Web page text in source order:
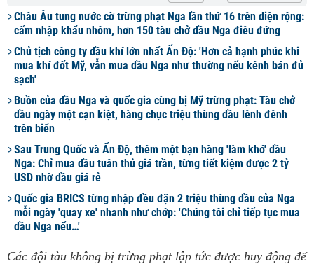
Châu Âu tung nước cờ trừng phạt Nga lần thứ 16 trên diện rộng:
cấm nhập khẩu nhôm, hơn 150 tàu chở dầu Nga điêu đứng
Chủ tịch công ty dầu khí lớn nhất Ấn Độ: 'Hơn cả hạnh phúc khi
mua khí đốt Mỹ, vẫn mua dầu Nga như thường nếu kênh bán đủ
sạch'
Buồn của dầu Nga và quốc gia cùng bị Mỹ trừng phạt: Tàu chở
dầu ngày một cạn kiệt, hàng chục triệu thùng dầu lênh đênh
trên biển
Sau Trung Quốc và Ấn Độ, thêm một bạn hàng 'làm khó' dầu
Nga: Chỉ mua dầu tuân thủ giá trần, từng tiết kiệm được 2 tỷ
USD nhờ dầu giá rẻ
Quốc gia BRICS từng nhập đều đặn 2 triệu thùng dầu của Nga
mỗi ngày 'quay xe' nhanh như chớp: 'Chúng tôi chỉ tiếp tục mua
dầu Nga nếu…'
Các đội tàu không bị trừng phạt lập tức được huy động để